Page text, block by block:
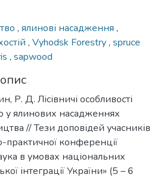
, ялинові насадження ,
, Vyhodsk Forestry, spruce
, sapwood
Р. Д. Лісівничі особливості
у ялинових насадженнях
// Тези доповідей учасників
конференції
в умовах національних
інтеграції України» (5 – 6